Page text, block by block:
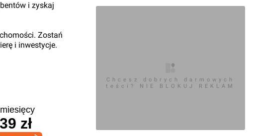
i zyskaj
Zostań
i inwestycje.
zł
Chcesz dobrych darmowych
teści? NIE BLOKUJ REKLAM